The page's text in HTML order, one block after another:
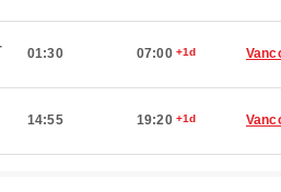
01:30 07:00 +1d
14:55 19:20 +1d